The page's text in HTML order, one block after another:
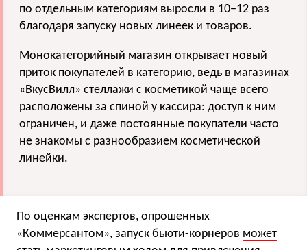
по отдельным категориям выросли в 10−12 раз
благодаря запуску новых линеек и товаров.
Монокатегорийный магазин открывает новый
приток покупателей в категорию, ведь в магазинах
«ВкусВилл» стеллажи с косметикой чаще всего
расположены за спиной у кассира: доступ к ним
ограничен, и даже постоянные покупатели часто
не знакомы с разнообразием косметической
линейки.
По оценкам экспертов, опрошенных
«Коммерсантом», запуск бьюти-корнеров может